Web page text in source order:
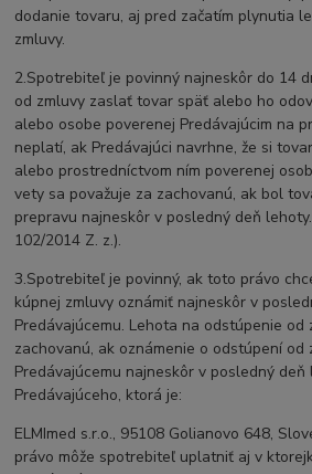
dodanie tovaru, aj pred začatím plynutia
zmluvy.
2.Spotrebiteľ je povinný najneskôr do 14
od zmluvy zaslať tovar späť alebo ho
alebo osobe poverenej Predávajúcim na
neplatí, ak Predávajúci navrhne, že si
alebo prostredníctvom ním poverenej
vety sa považuje za zachovanú, ak bol
prepravu najneskôr v posledný deň
102/2014 Z. z.).
3.Spotrebiteľ je povinný, ak toto právo
kúpnej zmluvy oznámiť najneskôr v
Predávajúcemu. Lehota na odstúpenie od
zachovanú, ak oznámenie o odstúpení
Predávajúcemu najneskôr v posledný
Predávajúceho, ktorá je:
ELMImed s.r.o., 95108 Golianovo 648,
právo môže spotrebiteľ uplatniť aj v